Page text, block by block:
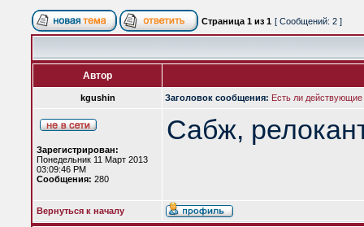
Страница 1 из 1 [ Сообщений: 2 ]
Автор
kgushin Заголовок сообщения: Есть ли
Зарегистрирован:
Понедельник 11 Март 2013
03:09:46 PM
Сообщения: 280
Сабж,
Вернуться к началу